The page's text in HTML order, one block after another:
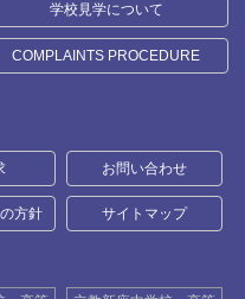
学校見学について
COMPLAINTS PROCEDURE
お問い合わせ
方針 サイトマップ